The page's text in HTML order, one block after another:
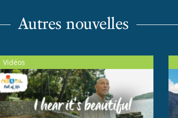
Autres nouvelles
Vidéos